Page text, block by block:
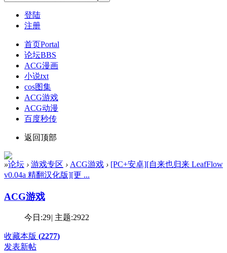
登陆
注册
首页Portal
论坛BBS
ACG漫画
小说txt
cos图集
ACG游戏
ACG动漫
百度秒传
返回顶部
»论坛 › 游戏专区 › ACG游戏 › [PC+安卓][自来也归来 LeafFlow
v0.04a 精翻汉化版][更 ...
ACG游戏
今日:29| 主题:2922
收藏本版 (2277)
发表新帖